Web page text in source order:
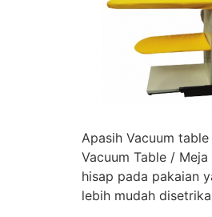
Apasih Vacuum
Vacuum Table /
hisap pada pakaian
lebih mudah